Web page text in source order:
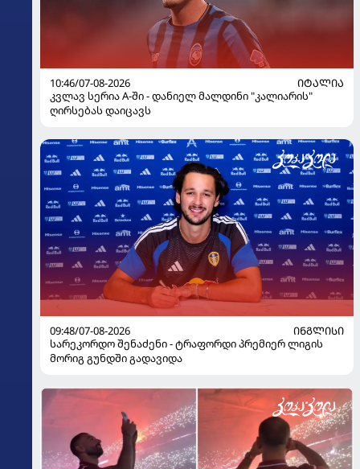
10:46/07-08-2026
ᲘᲢᲐᲚᲘᲐ
კვლავ სერია A-ში - დანიელ მალდინი "კალიარის"
ღირსებას დაიცავს
09:48/07-08-2026
ᲘᲜᲒᲚᲘᲡᲘ
სარეკორდო შენაძენი - ტრაფორდი პრემიერ ლიგის
მორიგ გუნდში გადავიდა